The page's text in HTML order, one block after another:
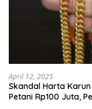
April 12, 2025
Skandal Harta
Petani Rp100 Juta,